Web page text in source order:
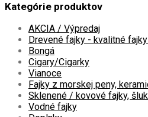
Kategórie produktov
AKCIA / Výpredaj
Drevené fajky - kvalitné
Bongá
Cigary/Cigarky
Vianoce
Fajky z morskej peny,
Sklenené / kovové fajky,
Vodné fajky